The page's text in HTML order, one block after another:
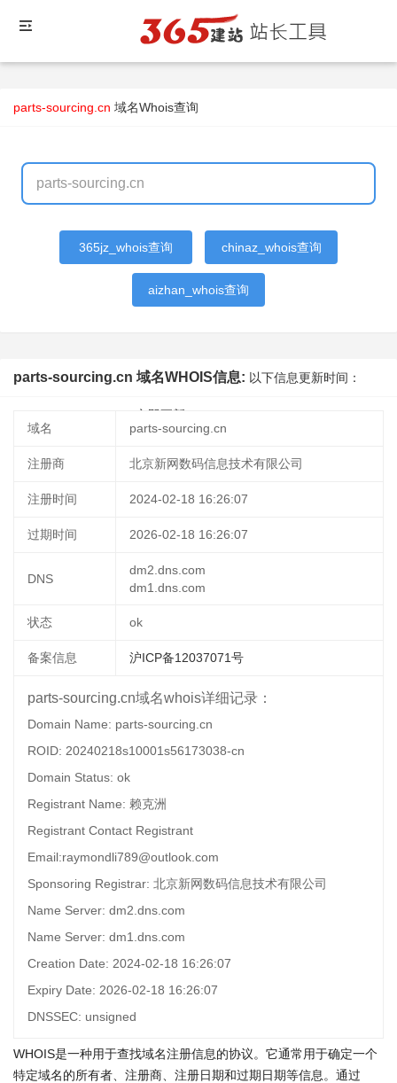
parts-sourcing.cn 域名Whois查询
365jz_whois查询 chinaz_whois查询
aizhan_whois查询
parts-sourcing.cn 域名WHOIS信息: 以下信息更新时间：
立即更新
域名
parts-sourcing.cn
注册商 北京新网数码信息技术有限公司
注册时间 2024-02-18 16:26:07
过期时间 2026-02-18 16:26:07
DNS
dm2.dns.com
dm1.dns.com
状态 ok
备案信息 沪ICP备12037071号
parts-sourcing.cn域名whois详细记录：
Domain Name: parts-sourcing.cn
ROID: 20240218s10001s56173038-cn
Domain Status: ok
Registrant Name: 赖克洲
Registrant Contact Registrant
Email:raymondli789@outlook.com
Sponsoring Registrar: 北京新网数码信息技术有限公司
Name Server: dm2.dns.com
Name Server: dm1.dns.com
Creation Date: 2024-02-18 16:26:07
Expiry Date: 2026-02-18 16:26:07
DNSSEC: unsigned
WHOIS是一种用于查找域名注册信息的协议。它通常用于确定一个
特定域名的所有者、注册商、注册日期和过期日期等信息。通过